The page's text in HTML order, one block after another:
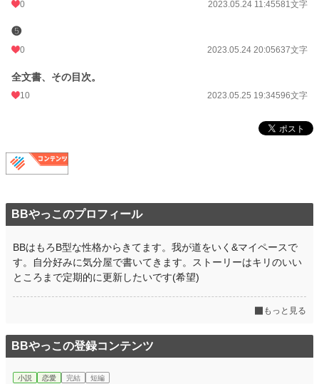
0 2023.05.24 11:45581文字
❺
0 2023.05.24 20:05637文字
全文書、その目次。
10 2023.05.25 19:34596文字
BBやっこのプロフィール
BBはもろB型な性格からきてます。我が道をいく&マイペースで
す。自分好みに気分屋で書いてきます。ストーリーはキリのいい
ところまで定期的に更新したいです(希望)
もっと見る
BBやっこの登録コンテンツ
小説 恋愛 完結 短編